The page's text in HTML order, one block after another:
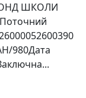
ШКОЛИ
980Дата